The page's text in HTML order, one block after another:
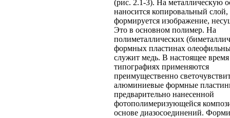
(рис. 2.1-3). На металлическую
наносится копировальный слой,
формируется изображение,
Это в основном полимер. На
полиметаллических
формных пластинах
служит медь. В настоящее
типографиях применяются
преимущественно
алюминиевые формные
предварительно нанесенной
фотополимеризующейся
основе диазосоединений.